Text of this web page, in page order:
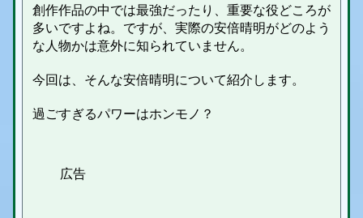
創作作品の中では最強だったり、重要な役どころが
多いですよね。ですが、実際の安倍晴明がどのよう
な人物かは意外に知られていません。
今回は、そんな安倍晴明について紹介します。
過ごすぎるパワーはホンモノ？